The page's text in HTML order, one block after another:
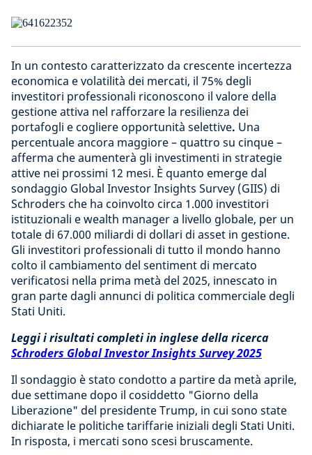
In un contesto caratterizzato da crescente incertezza
economica e volatilità dei mercati, il 75% degli
investitori professionali riconoscono il valore della
gestione attiva nel rafforzare la resilienza dei
portafogli e cogliere opportunità selettive. Una
percentuale ancora maggiore – quattro su cinque –
afferma che aumenterà gli investimenti in strategie
attive nei prossimi 12 mesi. È quanto emerge dal
sondaggio Global Investor Insights Survey (GIIS) di
Schroders che ha coinvolto circa 1.000 investitori
istituzionali e wealth manager a livello globale, per un
totale di 67.000 miliardi di dollari di asset in gestione.
Gli investitori professionali di tutto il mondo hanno
colto il cambiamento del sentiment di mercato
verificatosi nella prima metà del 2025, innescato in
gran parte dagli annunci di politica commerciale degli
Stati Uniti.
Leggi i risultati completi in inglese della ricerca
Schroders Global Investor Insights Survey 2025
Il sondaggio è stato condotto a partire da metà aprile,
due settimane dopo il cosiddetto "Giorno della
Liberazione" del presidente Trump, in cui sono state
dichiarate le politiche tariffarie iniziali degli Stati Uniti.
In risposta, i mercati sono scesi bruscamente.